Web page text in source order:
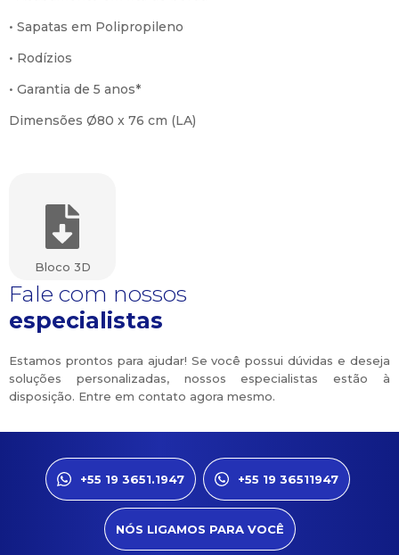
• Sapatas em Polipropileno
• Rodízios
• Garantia de 5 anos*
Dimensões Ø80 x 76 cm (LA)
Bloco 3D
Fale com nossos
especialistas
Estamos prontos para ajudar! Se você possui dúvidas e deseja
soluções personalizadas, nossos especialistas estão à
disposição. Entre em contato agora mesmo.
+55 19 3651.1947 +55 19 36511947
NÓS LIGAMOS PARA VOCÊ